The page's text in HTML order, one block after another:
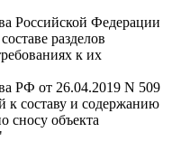
Российской Федерации
разделов
к их
РФ от 26.04.2019 N 509
к составу и содержанию
сносу объекта